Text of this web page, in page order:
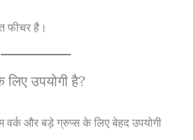
फीचर है।
उपयोगी है?
और बड़े ग्रुप्स के लिए बेहद उपयोगी